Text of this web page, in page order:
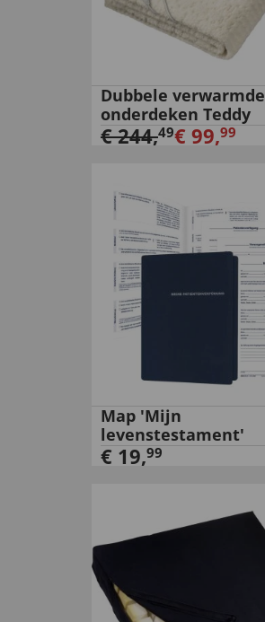
Dubbele verwarmde
onderdeken Teddy
€244,49€ 99,99
Map 'Mijn
levenstestament'
€ 19,99